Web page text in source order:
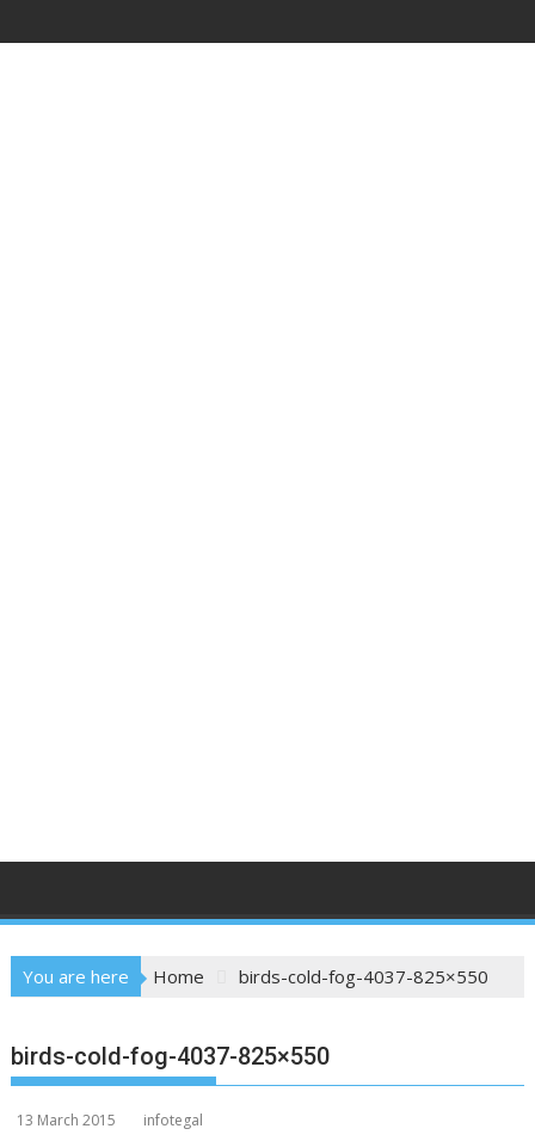
to
You are here Home birds-cold-fog-4037-825×550
birds-cold-fog-4037-825×550
13 March 2015 infotegal